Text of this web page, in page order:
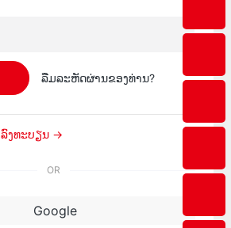
ລືມລະຫັດຜ່ານຂອງທ່ານ?
ລົງ​ທະ​ບຽນ →
OR
Google